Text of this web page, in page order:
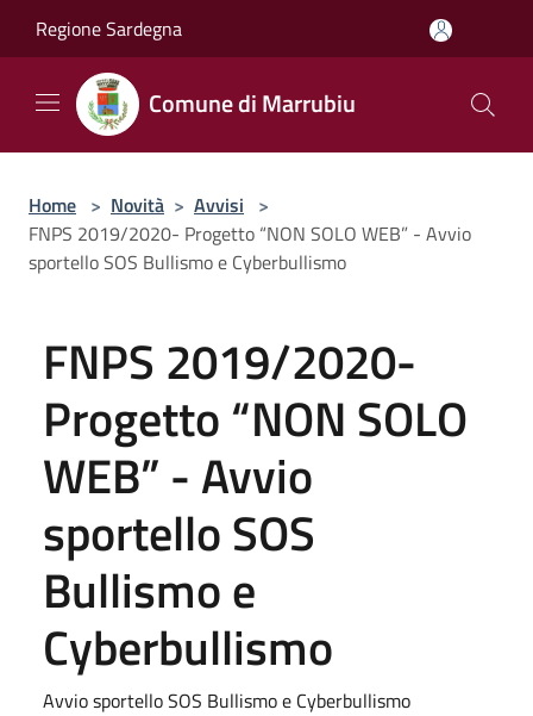
Regione Sardegna
Comune di Marrubiu
Home > Novità > Avvisi >
FNPS 2019/2020- Progetto “NON SOLO WEB” - Avvio
sportello SOS Bullismo e Cyberbullismo
FNPS 2019/2020-
Progetto “NON SOLO
WEB” - Avvio
sportello SOS
Bullismo e
Cyberbullismo
Avvio sportello SOS Bullismo e Cyberbullismo